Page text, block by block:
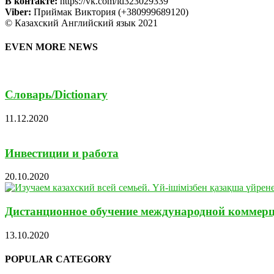
Viber: Приймак Виктория (+380999689120)
© Казахский Английский язык 2021
EVEN MORE NEWS
Cловарь/Dictionary
11.12.2020
Инвестиции и работа
20.10.2020
Дистанционное обучение международной
13.10.2020
POPULAR CATEGORY